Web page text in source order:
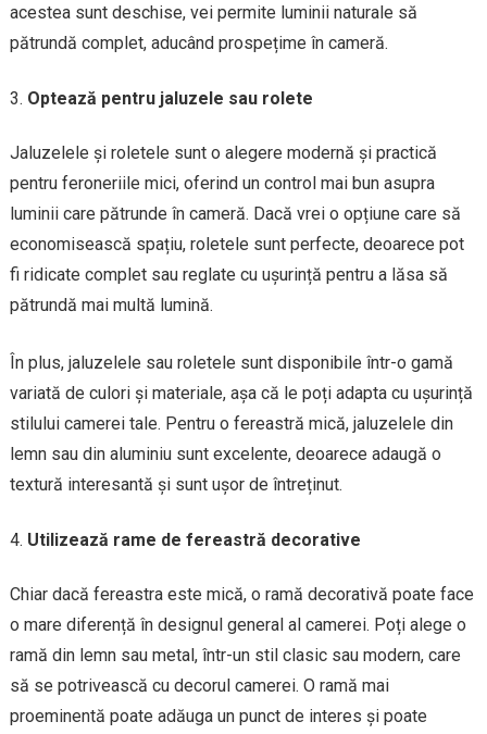
acestea sunt deschise, vei permite luminii naturale să
pătrundă complet, aducând prospețime în cameră.
Optează pentru jaluzele sau rolete
Jaluzelele și roletele sunt o alegere modernă și practică
pentru feroneriile mici, oferind un control mai bun asupra
luminii care pătrunde în cameră. Dacă vrei o opțiune care să
economisească spațiu, roletele sunt perfecte, deoarece pot
fi ridicate complet sau reglate cu ușurință pentru a lăsa să
pătrundă mai multă lumină.
În plus, jaluzelele sau roletele sunt disponibile într-o gamă
variată de culori și materiale, așa că le poți adapta cu ușurință
stilului camerei tale. Pentru o fereastră mică, jaluzelele din
lemn sau din aluminiu sunt excelente, deoarece adaugă o
textură interesantă și sunt ușor de întreținut.
Utilizează rame de fereastră decorative
Chiar dacă fereastra este mică, o ramă decorativă poate face
o mare diferență în designul general al camerei. Poți alege o
ramă din lemn sau metal, într-un stil clasic sau modern, care
să se potrivească cu decorul camerei. O ramă mai
proeminentă poate adăuga un punct de interes și poate